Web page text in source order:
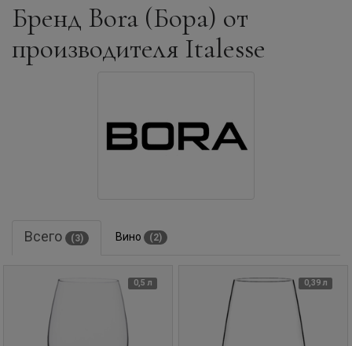
Бренд Bora (Бора) от
производителя Italesse
Всего (3) Вино (2)
0,5 л 0,39 л